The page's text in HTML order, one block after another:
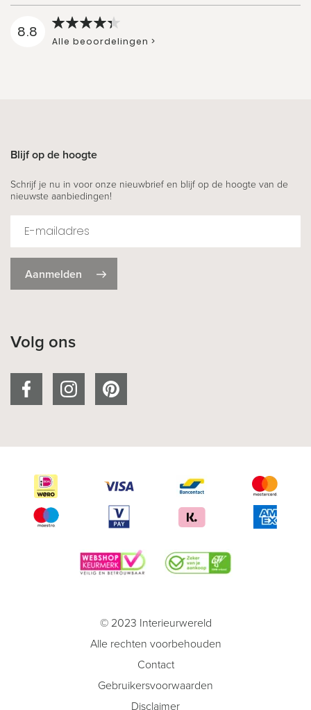
8.8
Alle beoordelingen >
Blijf op de hoogte
Schrijf je nu in voor onze nieuwbrief en blijf op de hoogte van de
nieuwste aanbiedingen!
Aanmelden
Volg ons
© 2023 Interieurwereld
Alle rechten voorbehouden
Contact
Gebruikersvoorwaarden
Disclaimer